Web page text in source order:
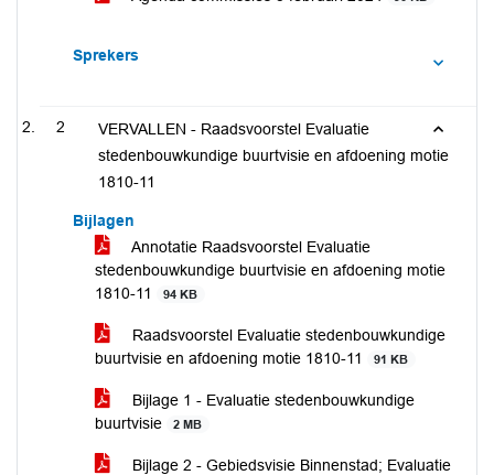
Sprekers
2
VERVALLEN - Raadsvoorstel Evaluatie
stedenbouwkundige buurtvisie en afdoening motie
1810-11
Bijlagen
Annotatie Raadsvoorstel Evaluatie
stedenbouwkundige buurtvisie en afdoening motie
1810-11
94 KB
Raadsvoorstel Evaluatie stedenbouwkundige
buurtvisie en afdoening motie 1810-11
91 KB
Bijlage 1 - Evaluatie stedenbouwkundige
buurtvisie
2 MB
‎Bijlage 2 - Gebiedsvisie Binnenstad; Evaluatie